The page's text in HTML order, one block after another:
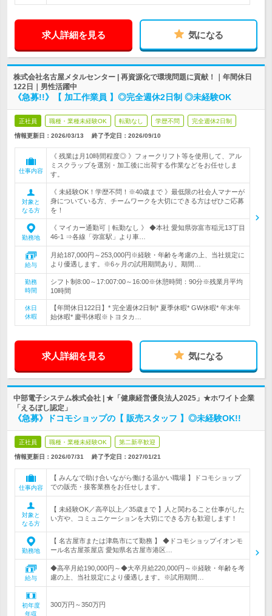
求人詳細を見る 気になる
株式会社名古屋メタルセンター | 再資源化で環境問題に貢献！｜年間休日
122日｜男性活躍中
《急募!!》【 加工作業員 】◎完全週休2日制 ◎未経験OK
正社員 職種・業種未経験OK 転勤なし 学歴不問 完全週休2日制
情報更新日：2026/03/13 終了予定日： 2026/09/10
仕事内容
《 残業は月10時間程度◎ 》フォークリフト等を使用して、アル
ミスクラップを選別・加工後に出荷する作業などをお任せしま
す。
対象と
なる方
《 未経験OK！学歴不問！※40歳まで 》最低限の社会人マナーが
身についている方、チームワークを大切にできる方はぜひご応募
を！
勤務地
《 マイカー通勤可｜転勤なし 》 ◆本社 愛知県弥富市稲元13丁目
46-1 ⇒各線「弥富駅」より車…
給与
月給187,000円～253,000円※経験・年齢を考慮の上、当社規定に
より優遇します。※6ヶ月の試用期間あり。期間…
勤務
時間
シフト制8:00～17:007:00～16:00※休憩時間：90分※残業月平均
10時間
休日
休暇
【年間休日122日】* 完全週休2日制* 夏季休暇* GW休暇* 年末年
始休暇* 慶弔休暇※トヨタカ…
求人詳細を見る 気になる
中部電子システム株式会社 | ★「健康経営優良法人2025」★ホワイト企業
「えるぼし認定」
《急募》ドコモショップの【 販売スタッフ 】◎未経験OK!!
正社員 職種・業種未経験OK 第二新卒歓迎
情報更新日：2026/07/31 終了予定日： 2027/01/21
仕事内容
【 みんなで助け合いながら働ける温かい職場 】ドコモショップ
での販売・接客業務をお任せします。
対象と
なる方
【 未経験OK／高卒以上／35歳まで 】人と関わること仕事がした
い方や、コミュニケーションを大切にできる方も歓迎します！
勤務地
【 名古屋市または津島市にて勤務 】 ◆ドコモショップイオンモ
ール名古屋茶屋店 愛知県名古屋市港区…
給与
◆高卒月給190,000円～◆大卒月給220,000円～※経験・年齢を考
慮の上、当社規定により優遇します。※試用期間…
初年度
年収
300万円～350万円